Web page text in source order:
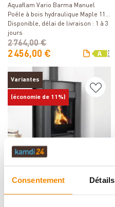
Consentement Détails
Aquaflam Vario Barma Manuel
Poêle à bois hydraulique Maple 11/7
kW
Disponible, délai de livraison : 1 à 3
jours
2 456,00 €
2 764,00 €
Variantes
(économie de 11%)
Aquaflam Vario Kalmar Manuel